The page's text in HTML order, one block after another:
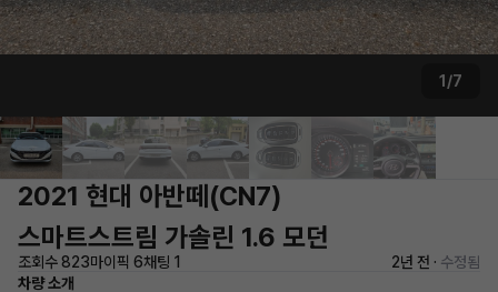
1/7
2021 현대 아반떼(CN7)
스마트스트림 가솔린 1.6 모던
조회수 823마이픽 6채팅 1 2년 전 · 수정됨
차량 소개